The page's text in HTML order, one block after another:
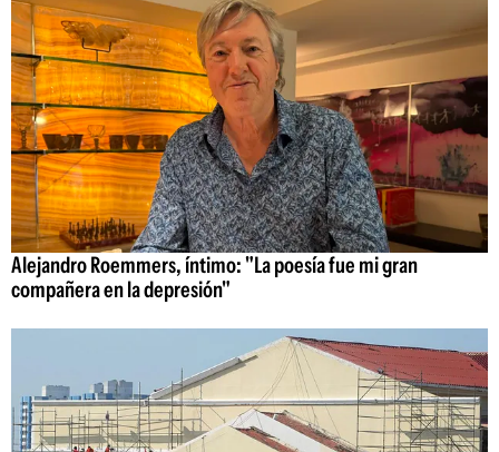
Alejandro Roemmers, íntimo: "La poesía fue mi gran
compañera en la depresión"